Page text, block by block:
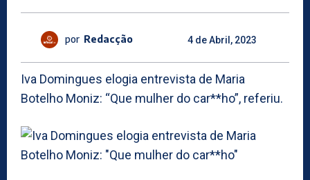
por Redacção 4 de Abril, 2023
Iva Domingues elogia entrevista de Maria
Botelho Moniz: “Que mulher do car**ho”, referiu.